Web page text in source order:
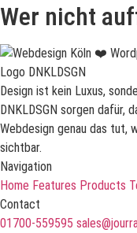
Wer nicht
Design ist kein Luxus,
DNKLDSGN sorgen dafür,
Webdesign genau das tut,
sichtbar.
Navigation
Home Features Products
Contact
01700-559595